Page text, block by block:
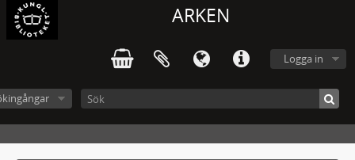
ARKEN
Logga in